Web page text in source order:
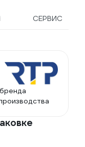
СЕРВИС